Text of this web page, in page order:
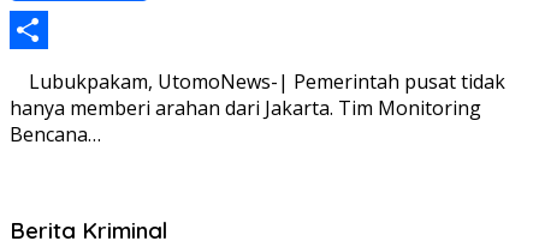
Share
Lubukpakam, UtomoNews-| Pemerintah pusat tidak
hanya memberi arahan dari Jakarta. Tim Monitoring
Bencana…
Berita Kriminal